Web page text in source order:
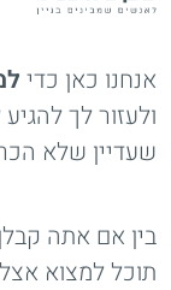
אנחנו כאן כדי
ולעזור לך
שעדיין שלא
בין אם אתה
תוכל למצוא